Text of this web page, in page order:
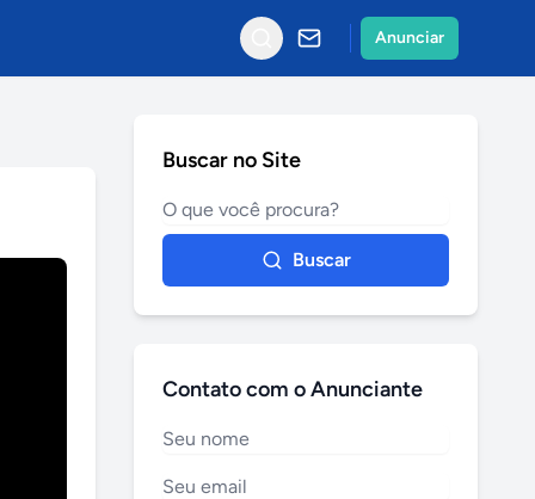
Anunciar
Buscar no Site
Buscar
Contato com o Anunciante